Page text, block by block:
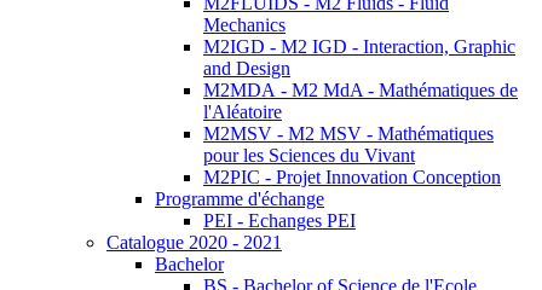
Mechanics
M2IGD - M2 IGD - Interaction, Graphic
and Design
M2MDA - M2 MdA - Mathématiques de
l'Aléatoire
M2MSV - M2 MSV - Mathématiques
pour les Sciences du Vivant
M2PIC - Projet Innovation Conception
Programme d'échange
PEI - Echanges PEI
Catalogue 2020 - 2021
Bachelor
BS - Bachelor of Science de l'Ecole